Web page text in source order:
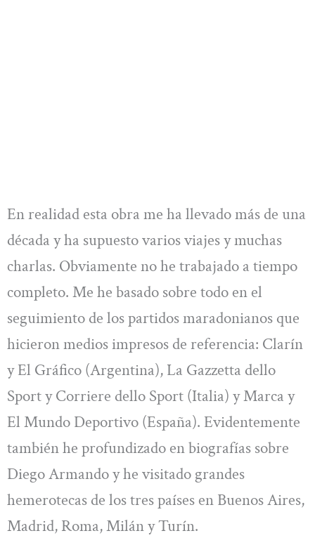
En realidad esta obra me ha llevado más de una
década y ha supuesto varios viajes y muchas
charlas. Obviamente no he trabajado a tiempo
completo. Me he basado sobre todo en el
seguimiento de los partidos maradonianos que
hicieron medios impresos de referencia: Clarín
y El Gráfico (Argentina), La Gazzetta dello
Sport y Corriere dello Sport (Italia) y Marca y
El Mundo Deportivo (España). Evidentemente
también he profundizado en biografías sobre
Diego Armando y he visitado grandes
hemerotecas de los tres países en Buenos Aires,
Madrid, Roma, Milán y Turín.